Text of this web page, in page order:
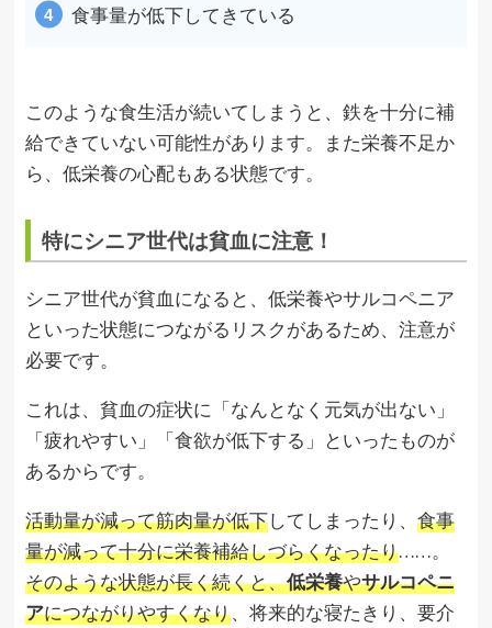
食事量が低下してきている
このような食生活が続いてしまうと、鉄を十分に補
給できていない可能性があります。また栄養不足か
ら、低栄養の心配もある状態です。
特にシニア世代は貧血に注意！
シニア世代が貧血になると、低栄養やサルコペニア
といった状態につながるリスクがあるため、注意が
必要です。
これは、貧血の症状に「なんとなく元気が出ない」
「疲れやすい」「食欲が低下する」といったものが
あるからです。
活動量が減って筋肉量が低下してしまったり、食事
量が減って十分に栄養補給しづらくなったり……。
そのような状態が長く続くと、低栄養やサルコペニ
アにつながりやすくなり、将来的な寝たきり、要介